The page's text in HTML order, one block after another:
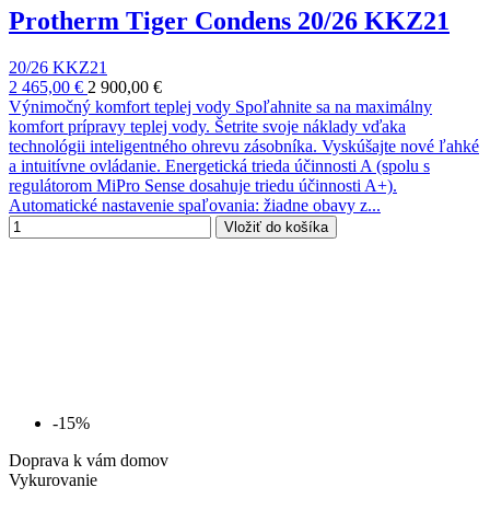
Protherm Tiger Condens 20/26 KKZ21
20/26 KKZ21
2 465,00 € 2 900,00 €
Výnimočný komfort teplej vody Spoľahnite sa na maximálny
komfort prípravy teplej vody. Šetrite svoje náklady vďaka
technológii inteligentného ohrevu zásobníka. Vyskúšajte nové ľahké
a intuitívne ovládanie. Energetická trieda účinnosti A (spolu s
regulátorom MiPro Sense dosahuje triedu účinnosti A+).
Automatické nastavenie spaľovania: žiadne obavy z...
Vložiť do košíka
-15%
Doprava k vám domov
Vykurovanie